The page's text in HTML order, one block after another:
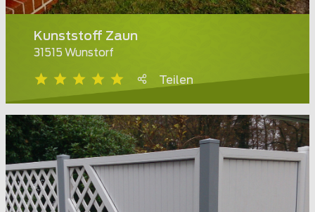
Kunststoff Zaun
31515 Wunstorf
Teilen